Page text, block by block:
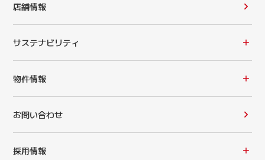
店舗情報
サステナビリティ
物件情報
お問い合わせ
採用情報